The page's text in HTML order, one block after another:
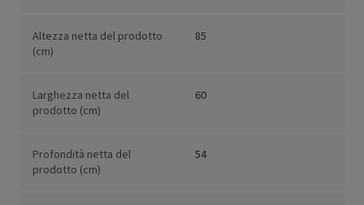
Altezza netta del prodotto
(cm)
85
Larghezza netta del
prodotto (cm)
60
Profondità netta del
prodotto (cm)
54